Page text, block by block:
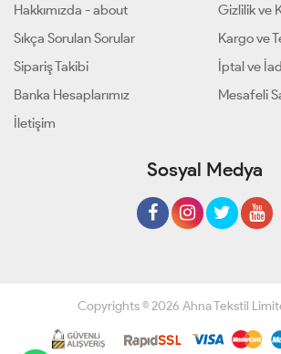
Hakkımızda - about
Sıkça Sorulan Sorular
Sipariş Takibi
Banka Hesaplarımız
İletişim
Gizlilik ve
Kargo ve
İptal ve
Mesafeli
Sosyal Medya
Copyrights © 2026 Ahna Tekstil